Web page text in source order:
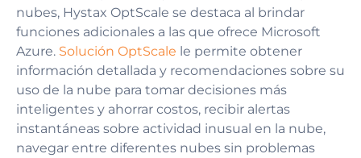
nubes, Hystax OptScale se destaca al brindar
funciones adicionales a las que ofrece Microsoft
Azure. Solución OptScale le permite obtener
información detallada y recomendaciones sobre su
uso de la nube para tomar decisiones más
inteligentes y ahorrar costos, recibir alertas
instantáneas sobre actividad inusual en la nube,
navegar entre diferentes nubes sin problemas